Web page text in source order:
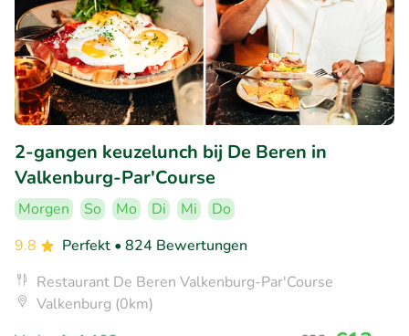
2-gangen keuzelunch bij De Beren in
Valkenburg-Par'Course
Morgen So Mo Di Mi
Do
9.8
Perfekt • 824 Bewertungen
Restaurant De Beren Valkenburg-Par'Course
Valkenburg (0km)